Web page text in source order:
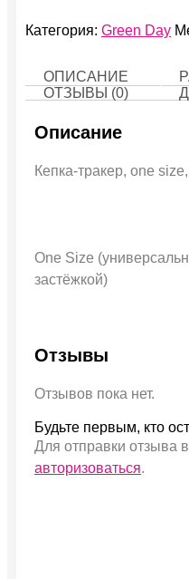
Категория: Green Day
ОПИСАНИЕ
ОТЗЫВЫ (0)
Описание
Кепка-тракер, one
One Size
застёжкой)
Отзывы
Отзывов пока нет.
Будьте первым, кто
Для отправки отзыва
авторизоваться.